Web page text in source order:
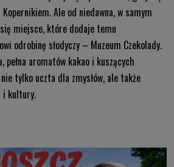
Ale od niedawna, w samym
miejsce, które dodaje temu
odrobinę słodyczy – Muzeum Czekolady.
pełna aromatów kakao i kuszących
tylko uczta dla zmysłów, ale także
i kultury.